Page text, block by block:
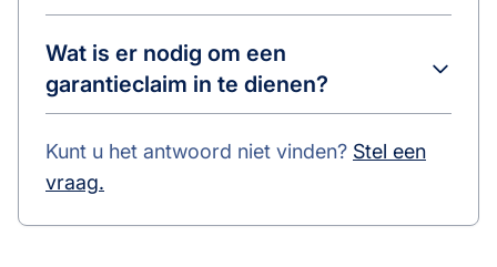
Wat is er nodig om een
garantieclaim in te dienen?
Kunt u het antwoord niet vinden? Stel een
vraag.